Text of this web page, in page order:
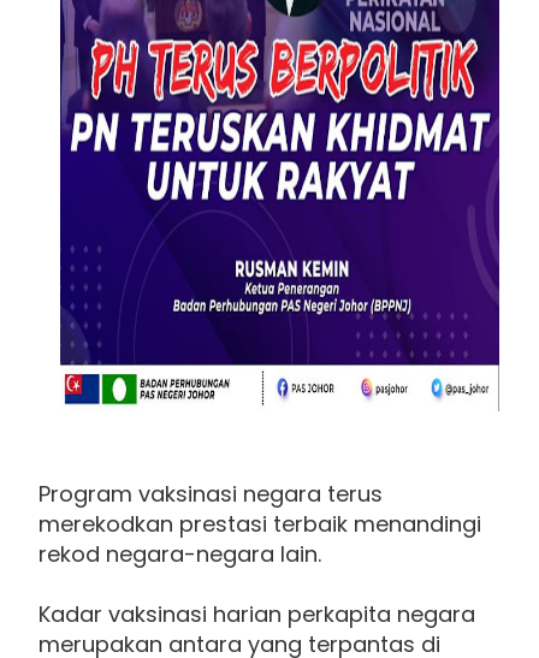
Program vaksinasi negara terus
merekodkan prestasi terbaik menandingi
rekod negara-negara lain.
Kadar vaksinasi harian perkapita negara
merupakan antara yang terpantas di